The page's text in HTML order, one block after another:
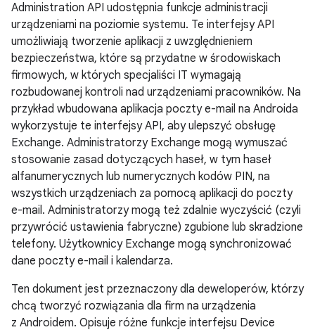
Administration API udostępnia funkcje administracji
urządzeniami na poziomie systemu. Te interfejsy API
umożliwiają tworzenie aplikacji z uwzględnieniem
bezpieczeństwa, które są przydatne w środowiskach
firmowych, w których specjaliści IT wymagają
rozbudowanej kontroli nad urządzeniami pracowników. Na
przykład wbudowana aplikacja poczty e-mail na Androida
wykorzystuje te interfejsy API, aby ulepszyć obsługę
Exchange. Administratorzy Exchange mogą wymuszać
stosowanie zasad dotyczących haseł, w tym haseł
alfanumerycznych lub numerycznych kodów PIN, na
wszystkich urządzeniach za pomocą aplikacji do poczty
e-mail. Administratorzy mogą też zdalnie wyczyścić (czyli
przywrócić ustawienia fabryczne) zgubione lub skradzione
telefony. Użytkownicy Exchange mogą synchronizować
dane poczty e-mail i kalendarza.
Ten dokument jest przeznaczony dla deweloperów, którzy
chcą tworzyć rozwiązania dla firm na urządzenia
z Androidem. Opisuje różne funkcje interfejsu Device